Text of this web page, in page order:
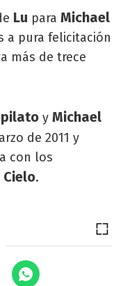
Lu para Michael
a pura felicitación
más de trece
y Michael
de 2011 y
con los
Cielo.